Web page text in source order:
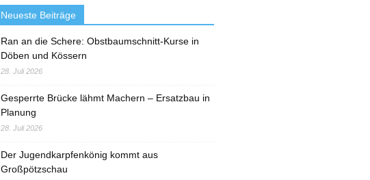
Neueste Beiträge
Ran an die Schere: Obstbaumschnitt-Kurse in
Döben und Kössern
28. Juli 2026
Gesperrte Brücke lähmt Machern – Ersatzbau in
Planung
28. Juli 2026
Der Jugendkarpfenkönig kommt aus
Großpötzschau